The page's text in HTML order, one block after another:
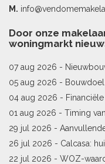
M.
Door onze
woningmarkt
07 aug 2026 -
bestaande woningen
05 aug 2026 -
bereik
04 aug 2026 -
01 aug 2026 - Timing
woningprijs
29 jul 2026 -
starters
26 jul 2026 - Calcasa:
sneller meer waard
22 jul 2026 - WOZ-